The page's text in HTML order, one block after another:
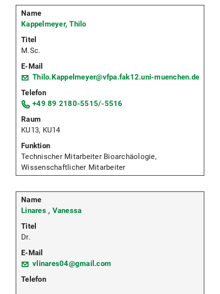
Kappelmeyer, Thilo
M.Sc.
Thilo.Kappelmeyer@vfpa.fak12.uni-muenchen.de
+49 89 2180-5515/-5516
KU13, KU14
Technischer Mitarbeiter Bioarchäologie,
Wissenschaftlicher Mitarbeiter
Linares , Vanessa
Dr.
vlinares04@gmail.com